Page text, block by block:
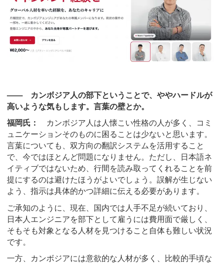
―― カンボジア人の部下ということで、ややハードルが
高いような気もします。言葉の壁とか。
福岡氏：
カンボジア人は人懐こい性格の人が多く、コミ
ュニケーションそのものに困ることは少ないと思います。
言葉についても、双方向の翻訳システムを活用すること
で、今ではほとんど問題になりません。ただし、日本語ネ
イティブではないため、行間を読み取ってくれることを前
提にするのは避けたほうがよいでしょう。誤解が生じない
よう、指示は具体的かつ詳細に伝える必要があります。
ご承知のように、現在、国内では人手不足が続いており、
日本人エンジニアを部下として雇うには費用面で厳しく、
そもそも対象となる人材を見つけること自体も難しい状況
です。
一方、カンボジアには意欲的な人材が多く、比較的手頃な